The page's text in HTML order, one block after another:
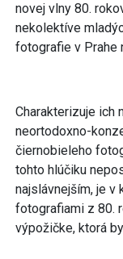
novej vlny 80.
nekolektíve
fotografie v Prahe
Charakterizuje ich
neortodoxno-
čiernobieleho
tohto hlúčiku
najslávnejším, je
fotografiami z 80.
výpožičke, ktorá